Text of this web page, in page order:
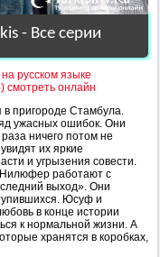
- Все серии
русском языке
смотреть онлайн
пригороде Стамбула.
ужасных ошибок. Они
ничего потом не
их яркие
и угрызения совести.
работают с
выход». Они
Юсуф и
в конце истории
к нормальной жизни. А
хранятся в коробках,